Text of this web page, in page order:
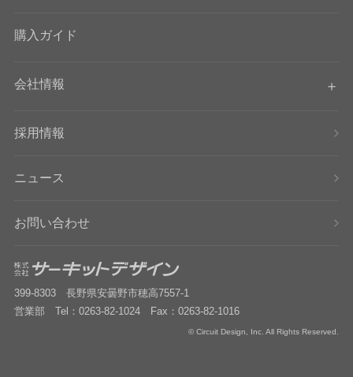
購入ガイド
会社情報
採用情報
ニュース
お問い合わせ
399-8303 長野県安曇野市穂高7557-1
営業部 Tel：0263-82-1024 Fax：0263-82-1016
© Circuit Design, Inc. All Rights Reserved.